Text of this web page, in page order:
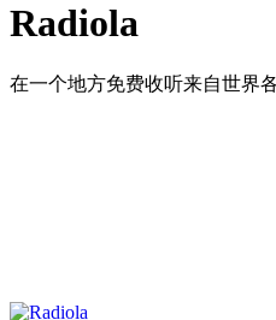
Radiola
在一个地方免费收听来自世界